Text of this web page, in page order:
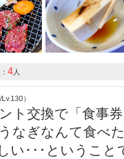
4人
）
ト交換で「食事
なぎなんて食べ
い･･･ということ